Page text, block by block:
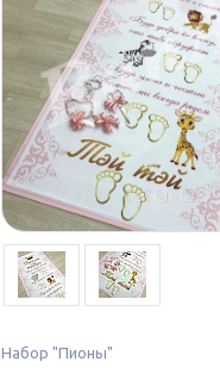
Набор "Пионы"